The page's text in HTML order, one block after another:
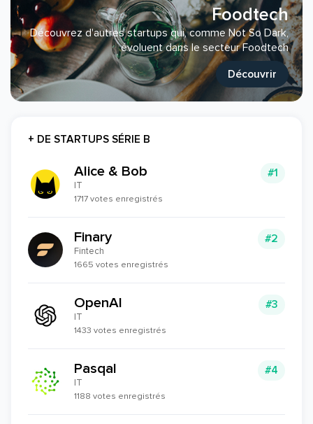
Foodtech
Découvrez d'autres startups qui, comme Not So Dark,
évoluent dans le secteur Foodtech
Découvrir
+ DE STARTUPS SÉRIE B
#1
Alice & Bob
IT
1717 votes enregistrés
#2
Finary
Fintech
1665 votes enregistrés
#3
OpenAI
IT
1433 votes enregistrés
#4
Pasqal
IT
1188 votes enregistrés